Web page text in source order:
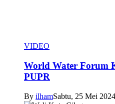
VIDEO
World Water Forum
PUPR
By ilhamSabtu, 25 Mei